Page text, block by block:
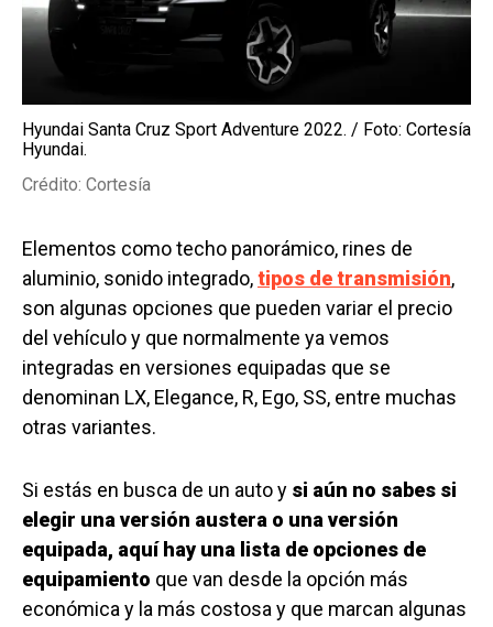
Hyundai Santa Cruz Sport Adventure 2022. / Foto: Cortesía
Hyundai.
Crédito: Cortesía
Elementos como techo panorámico, rines de
aluminio, sonido integrado,tipos de transmisión,
son algunas opciones que pueden variar el precio
del vehículo y que normalmente ya vemos
integradas en versiones equipadas que se
denominan LX, Elegance, R, Ego, SS, entre muchas
otras variantes.
Si estás en busca de un auto y si aún no sabes si
elegir una versión austera o una versión
equipada, aquí hay una lista de opciones de
equipamiento que van desde la opción más
económica y la más costosa y que marcan algunas